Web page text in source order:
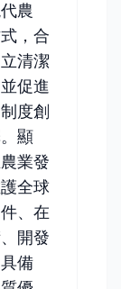
農
，合
清潔
促進
度創
顯
業發
全球
、在
開發
備